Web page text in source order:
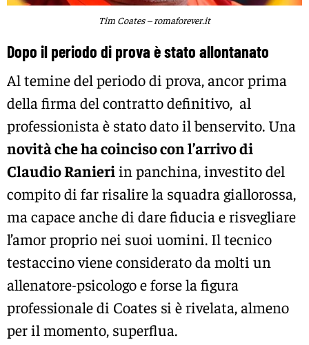
Tim Coates – romaforever.it
Dopo il periodo di prova è stato allontanato
Al temine del periodo di prova, ancor prima
della firma del contratto definitivo, al
professionista è stato dato il benservito. Una
novità che ha coinciso con l’arrivo di
Claudio Ranieriin panchina, investito del
compito di far risalire la squadra giallorossa,
ma capace anche di dare fiducia e risvegliare
l’amor proprio nei suoi uomini. Il tecnico
testaccino viene considerato da molti un
allenatore-psicologo e forse la figura
professionale di Coates si è rivelata, almeno
per il momento, superflua.